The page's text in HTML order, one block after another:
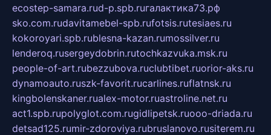
ecostep-samara.rud-p.spb.ruгалактика73.рф
sko.com.rudavitamebel-spb.rufotsis.rutesiaes.ru
kokoroyari.spb.rublesna-kazan.rumossilver.ru
lenderoq.rusergeydobrin.rutochkazvuka.msk.ru
people-of-art.rubezzubova.ruclubtibet.ruorior-aks.ru
dynamoauto.ruszk-favorit.rucarlines.ruflatnsk.ru
kingbolenskaner.rualex-motor.ruastroline.net.ru
act1.spb.rupolyglot.com.rugidlipetsk.ruooo-driada.ru
detsad125.rumir-zdoroviya.rubruslanovo.rusiterem.ru